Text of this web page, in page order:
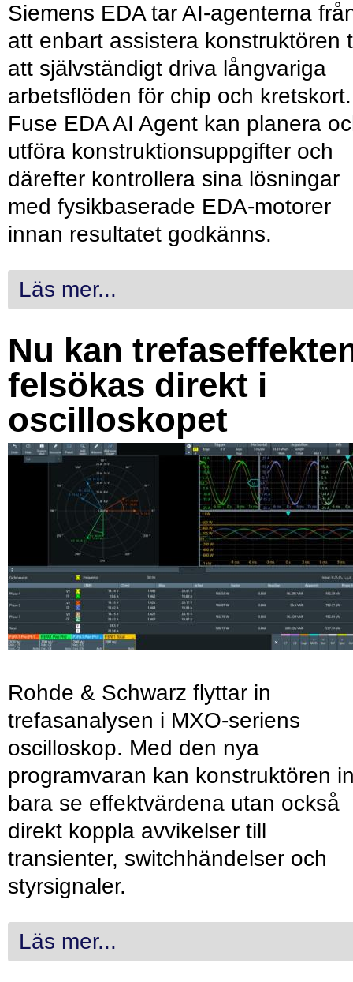
Siemens EDA tar AI-agenterna
att enbart assistera konstruktören
att självständigt driva långvariga
arbetsflöden för chip och kretskort.
Fuse EDA AI Agent kan planera
utföra konstruktionsuppgifter och
därefter kontrollera sina lösningar
med fysikbaserade EDA-motorer
innan resultatet godkänns.
Läs mer...
Nu kan
felsökas direkt i
oscilloskopet
Rohde & Schwarz flyttar in
trefasanalysen i MXO-seriens
oscilloskop. Med den nya
programvaran kan konstruktören
bara se effektvärdena utan också
direkt koppla avvikelser till
transienter, switchhändelser och
styrsignaler.
Läs mer...